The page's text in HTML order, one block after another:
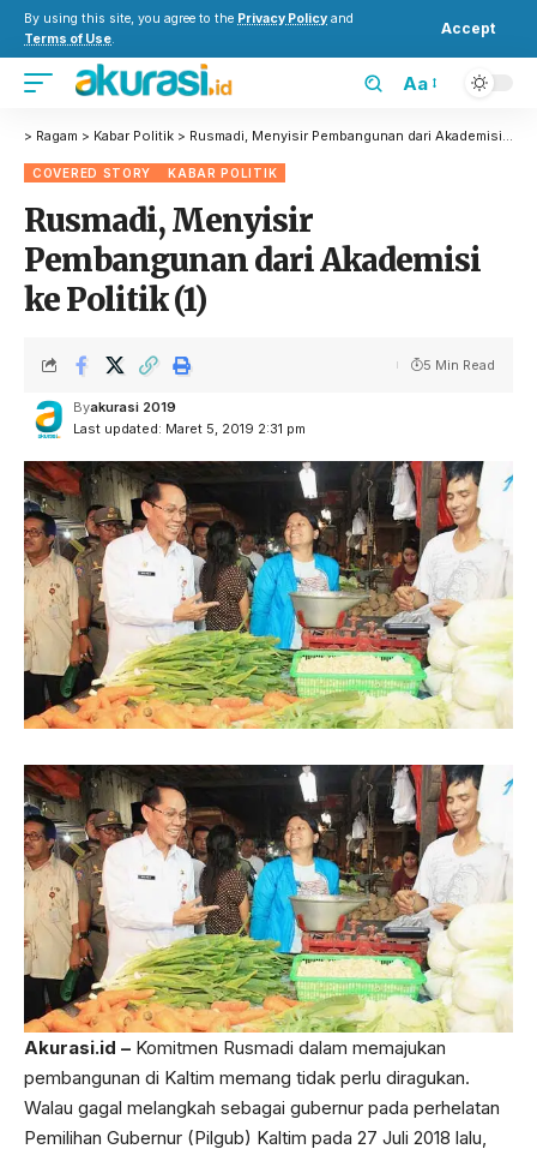
By using this site, you agree to the Privacy Policy and
Terms of Use.
Accept
Aa
> Ragam > Kabar Politik > Rusmadi, Menyisir Pembangunan dari Akademisi ke Politik (1)
COVERED STORY KABAR POLITIK
Rusmadi, Menyisir
Pembangunan dari Akademisi
ke Politik (1)
Last updated: Maret 5, 2019 2:31 pm
Byakurasi 2019
5 Min Read
Akurasi.id – Komitmen Rusmadi dalam memajukan
pembangunan di Kaltim memang tidak perlu diragukan.
Walau gagal melangkah sebagai gubernur pada perhelatan
Pemilihan Gubernur (Pilgub) Kaltim pada 27 Juli 2018 lalu,